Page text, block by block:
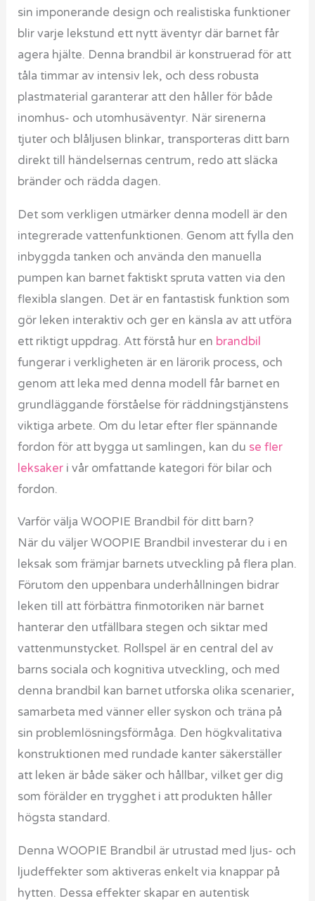
sin imponerande design och realistiska funktioner
blir varje lekstund ett nytt äventyr där barnet får
agera hjälte. Denna brandbil är konstruerad för att
tåla timmar av intensiv lek, och dess robusta
plastmaterial garanterar att den håller för både
inomhus- och utomhusäventyr. När sirenerna
tjuter och blåljusen blinkar, transporteras ditt barn
direkt till händelsernas centrum, redo att släcka
bränder och rädda dagen.
Det som verkligen utmärker denna modell är den
integrerade vattenfunktionen. Genom att fylla den
inbyggda tanken och använda den manuella
pumpen kan barnet faktiskt spruta vatten via den
flexibla slangen. Det är en fantastisk funktion som
gör leken interaktiv och ger en känsla av att utföra
ett riktigt uppdrag. Att förstå hur en brandbil
fungerar i verkligheten är en lärorik process, och
genom att leka med denna modell får barnet en
grundläggande förståelse för räddningstjänstens
viktiga arbete. Om du letar efter fler spännande
fordon för att bygga ut samlingen, kan du se fler
leksaker i vår omfattande kategori för bilar och
fordon.
Varför välja WOOPIE Brandbil för ditt barn?
När du väljer WOOPIE Brandbil investerar du i en
leksak som främjar barnets utveckling på flera plan.
Förutom den uppenbara underhållningen bidrar
leken till att förbättra finmotoriken när barnet
hanterar den utfällbara stegen och siktar med
vattenmunstycket. Rollspel är en central del av
barns sociala och kognitiva utveckling, och med
denna brandbil kan barnet utforska olika scenarier,
samarbeta med vänner eller syskon och träna på
sin problemlösningsförmåga. Den högkvalitativa
konstruktionen med rundade kanter säkerställer
att leken är både säker och hållbar, vilket ger dig
som förälder en trygghet i att produkten håller
högsta standard.
Denna WOOPIE Brandbil är utrustad med ljus- och
ljudeffekter som aktiveras enkelt via knappar på
hytten. Dessa effekter skapar en autentisk